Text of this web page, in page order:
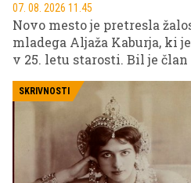
07. 08. 2026 11.45
Novo mesto je pretresla
mladega Aljaža Kaburja, ki
v 25. letu starosti. Bil je
predanostjo pustil močan
poznali.
SKRIVNOSTI